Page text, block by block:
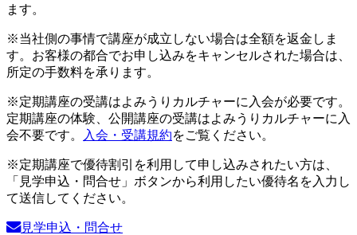
ます。
※当社側の事情で講座が成立しない場合は全額を返金しま
す。お客様の都合でお申し込みをキャンセルされた場合は、
所定の手数料を承ります。
※定期講座の受講はよみうりカルチャーに入会が必要です。
定期講座の体験、公開講座の受講はよみうりカルチャーに入
会不要です。
入会・受講規約をご覧ください。
※定期講座で優待割引を利用して申し込みされたい方は、
「見学申込・問合せ」ボタンから利用したい優待名を入力し
て送信してください。
見学申込・問合せ